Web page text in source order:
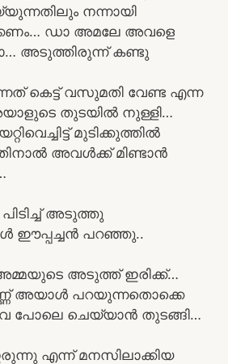
നന്നായി
ഡാ അമലേ അവളെ
അടുത്തിരുന്ന് കണ്ടു
കെട്ട് വസുമതി വേണ്ട എന്ന
തുടയിൽ നുള്ളി…
മുടിക്കുത്തിൽ
അവൾക്ക് മിണ്ടാൻ
അടുത്തു
ഈപ്പച്ചൻ പറഞ്ഞു..
അടുത്ത് ഇരിക്ക്…
അയാൾ പറയുന്നതൊക്കെ
പോലെ ചെയ്യാൻ തുടങ്ങി…
എന്ന് മനസിലാക്കിയ